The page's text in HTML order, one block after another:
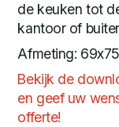
de keuken tot
kantoor of
Afmeting:
Bekijk de
en geef uw
offerte!